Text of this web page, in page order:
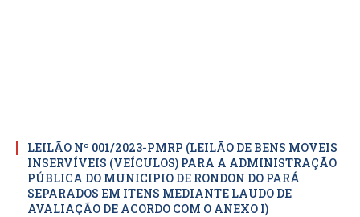
LEILÃO Nº 001/2023-PMRP (LEILÃO DE BENS MOVEIS
INSERVÍVEIS (VEÍCULOS) PARA A ADMINISTRAÇÃO
PÚBLICA DO MUNICIPIO DE RONDON DO PARÁ
SEPARADOS EM ITENS MEDIANTE LAUDO DE
AVALIAÇÃO DE ACORDO COM O ANEXO I)